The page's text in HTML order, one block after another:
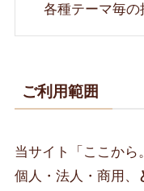
各種テーマ毎の
ご利用範囲
当サイト「ここから
個人・法人・商用、